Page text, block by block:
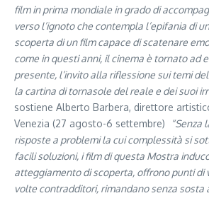
film in prima mondiale in grado di
verso l’ignoto che contempla l’epifania di
scoperta di un film capace di scatenare
come in questi anni, il cinema è tornato ad
presente, l’invito alla riflessione sui temi
la cartina di tornasole del reale e dei suoi
sostiene Alberto Barbera, direttore
Venezia (27 agosto-6 settembre)
“Senza
risposte a problemi la cui complessità si
facili soluzioni, i film di questa Mostra
atteggiamento di scoperta, offrono punti di
volte contradditori, rimandano senza sosta